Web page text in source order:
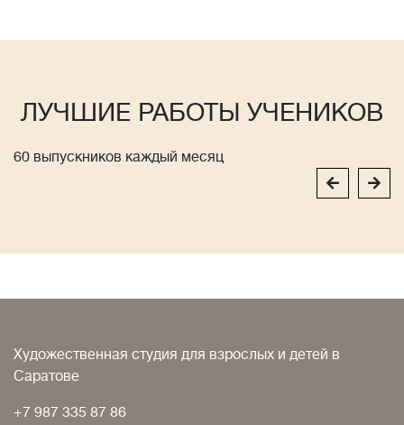
ЛУЧШИЕ РАБОТЫ УЧЕНИКОВ
60 выпускников каждый месяц
Художественная студия для взрослых и детей в
Саратове
+7 987 335 87 86